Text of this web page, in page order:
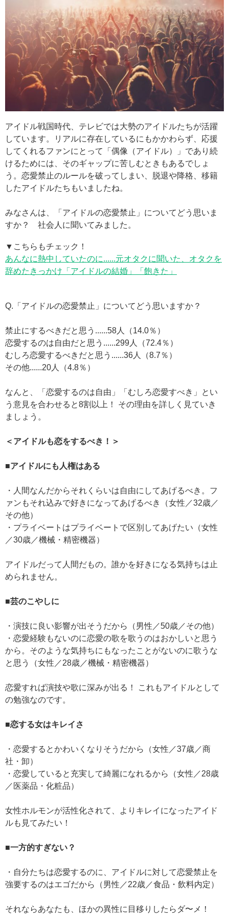
アイドル戦国時代、テレビでは大勢のアイドルたちが活躍
しています。リアルに存在しているにもかかわらず、応援
してくれるファンにとって「偶像（アイドル）」であり続
けるためには、そのギャップに苦しむときもあるでしょ
う。恋愛禁止のルールを破ってしまい、脱退や降格、移籍
したアイドルたちもいましたね。
みなさんは、「アイドルの恋愛禁止」についてどう思いま
すか？ 社会人に聞いてみました。
▼こちらもチェック！
あんなに熱中していたのに......元オタクに聞いた、オタクを
辞めたきっかけ「アイドルの結婚」「飽きた」
Q.「アイドルの恋愛禁止」についてどう思いますか？
禁止にするべきだと思う......58人（14.0％）
恋愛するのは自由だと思う......299人（72.4％）
むしろ恋愛するべきだと思う......36人（8.7％）
その他......20人（4.8％）
なんと、「恋愛するのは自由」「むしろ恋愛すべき」とい
う意見を合わせると8割以上！ その理由を詳しく見ていき
ましょう。
＜アイドルも恋をするべき！＞
■アイドルにも人権はある
・人間なんだからそれくらいは自由にしてあげるべき。フ
ァンもそれ込みで好きになってあげるべき（女性／32歳／
その他）
・プライベートはプライベートで区別してあげたい（女性
／30歳／機械・精密機器）
アイドルだって人間だもの。誰かを好きになる気持ちは止
められません。
■芸のこやしに
・演技に良い影響が出そうだから（男性／50歳／その他）
・恋愛経験もないのに恋愛の歌を歌うのはおかしいと思う
から。そのような気持ちにもなったことがないのに歌うな
と思う（女性／28歳／機械・精密機器）
恋愛すれば演技や歌に深みが出る！ これもアイドルとして
の勉強なのです。
■恋する女はキレイさ
・恋愛するとかわいくなりそうだから（女性／37歳／商
社・卸）
・恋愛していると充実して綺麗になれるから（女性／28歳
／医薬品・化粧品）
女性ホルモンが活性化されて、よりキレイになったアイド
ルも見てみたい！
■一方的すぎない？
・自分たちは恋愛するのに、アイドルに対して恋愛禁止を
強要するのはエゴだから（男性／22歳／食品・飲料内定）
それならあなたも、ほかの異性に目移りしたらダ〜メ！